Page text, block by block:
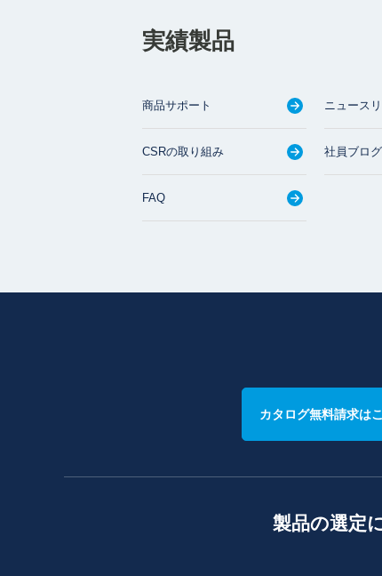
実績製品
商品サポート ニュース
CSRの取り組み 社員ブログ
FAQ
カタログ無料請求は
製品の選定